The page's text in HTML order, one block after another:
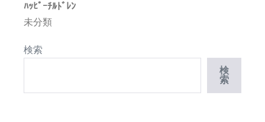
ﾊｯﾋﾟｰﾁﾙﾄﾞﾚﾝ
未分類
検索
検
索